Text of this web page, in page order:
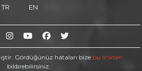
TR EN
Gördüğünüz hataları bize bu linkten
bildirebilirsiniz.